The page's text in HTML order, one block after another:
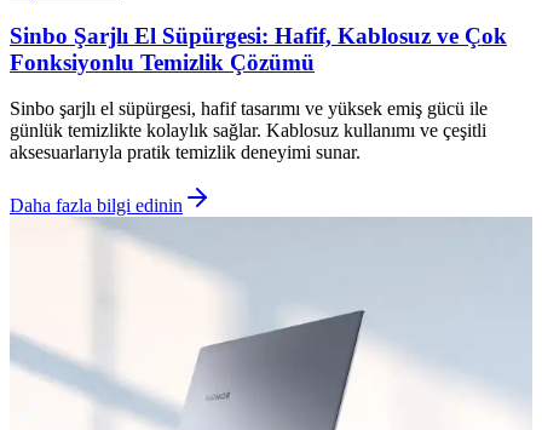
Sinbo Şarjlı El Süpürgesi: Hafif, Kablosuz ve Çok
Fonksiyonlu Temizlik Çözümü
Sinbo şarjlı el süpürgesi, hafif tasarımı ve yüksek emiş gücü ile
günlük temizlikte kolaylık sağlar. Kablosuz kullanımı ve çeşitli
aksesuarlarıyla pratik temizlik deneyimi sunar.
Daha fazla bilgi edinin